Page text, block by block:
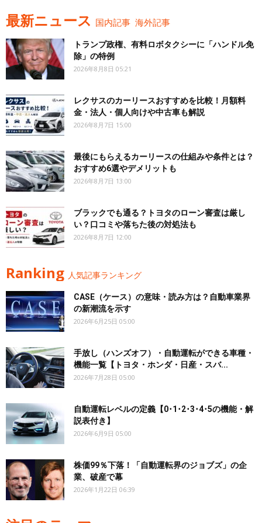
最新ニュース 国内記事 海外記事
トランプ政権、有料ロボタクシーに「ハンドル免
除」の特例
2026年8月8日 05:21
レクサスのカーリースおすすめを比較！月額料
金・法人・個人向けや中古車も解説
2026年8月7日 15:00
最後にもらえるカーリースの仕組みや条件とは？
おすすめ6選やデメリットも
2026年8月7日 13:00
ブラックでも通る？トヨタのローン審査は厳し
い？口コミや落ちた後の対処法も
2026年8月7日 12:00
Ranking 人気記事ランキング
CASE（ケース）の意味・読み方は？自動車業界
の新潮流を示す
2026年6月25日 05:00
手放し（ハンズオフ）・自動運転ができる車種・
機能一覧【トヨタ・ホンダ・日産・スバ...
2026年7月28日 05:00
自動運転レベルの定義【0･1･2･3･4･5の機能・解
説表付き】
2026年6月9日 05:00
株価99％下落！「自動運転界のジョブズ」の企
業、破産で幕
2026年1月22日 06:39